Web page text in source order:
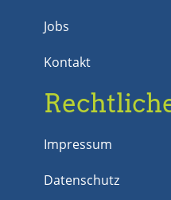
Jobs
Kontakt
Impressum
Datenschutz